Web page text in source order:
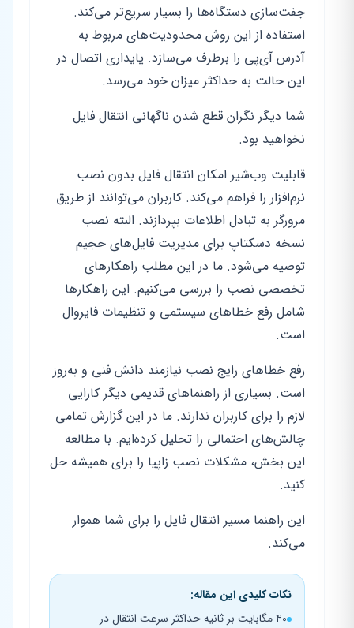
جفت‌سازی دستگاه‌ها را بسیار سریع‌تر می‌کند.
استفاده از این روش محدودیت‌های مربوط به
آدرس آی‌پی را برطرف می‌سازد. پایداری اتصال در
این حالت به حداکثر میزان خود می‌رسد.
شما دیگر نگران قطع شدن ناگهانی انتقال فایل
نخواهید بود.
قابلیت وب‌شیر امکان انتقال فایل بدون نصب
نرم‌افزار را فراهم می‌کند. کاربران می‌توانند از طریق
مرورگر به تبادل اطلاعات بپردازند. البته نصب
نسخه دسکتاپ برای مدیریت فایل‌های حجیم
توصیه می‌شود. ما در این مطلب راهکارهای
تخصصی نصب را بررسی می‌کنیم. این راهکارها
شامل رفع خطاهای سیستمی و تنظیمات فایروال
است.
رفع خطاهای رایج نصب نیازمند دانش فنی و به‌روز
است. بسیاری از راهنماهای قدیمی دیگر کارایی
لازم را برای کاربران ندارند. ما در این گزارش تمامی
چالش‌های احتمالی را تحلیل کرده‌ایم. با مطالعه
این بخش، مشکلات نصب زاپیا را برای همیشه حل
کنید.
این راهنما مسیر انتقال فایل را برای شما هموار
می‌کند.
نکات کلیدی این مقاله:
۴۰ مگابایت بر ثانیه حداکثر سرعت انتقال در